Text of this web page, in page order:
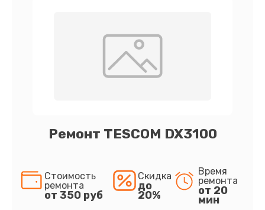
Ремонт TESCOM DX3100
Стоимость
ремонта
от 350 руб
Скидка
до
20%
Время
ремонта
от 20
мин